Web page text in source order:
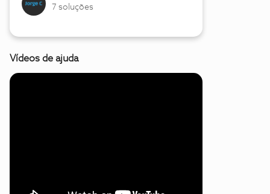
7 soluções
Vídeos de ajuda